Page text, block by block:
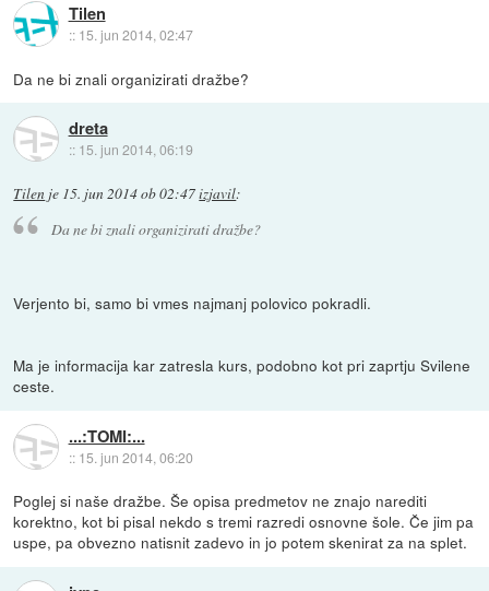
Tilen
:: 15. jun 2014, 02:47
Da ne bi znali organizirati dražbe?
dreta
:: 15. jun 2014, 06:19
Tilen je 15. jun 2014 ob 02:47izjavil:
Da ne bi znali organizirati dražbe?
Verjento bi, samo bi vmes najmanj polovico pokradli.
Ma je informacija kar zatresla kurs, podobno kot pri zaprtju Svilene
ceste.
...:TOMI:...
:: 15. jun 2014, 06:20
Poglej si naše dražbe. Še opisa predmetov ne znajo narediti
korektno, kot bi pisal nekdo s tremi razredi osnovne šole. Če jim pa
uspe, pa obvezno natisnit zadevo in jo potem skenirat za na splet.